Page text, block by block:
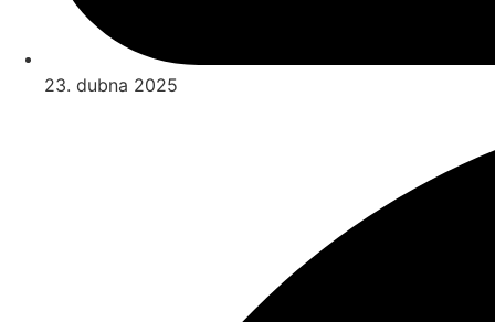
23. dubna 2025